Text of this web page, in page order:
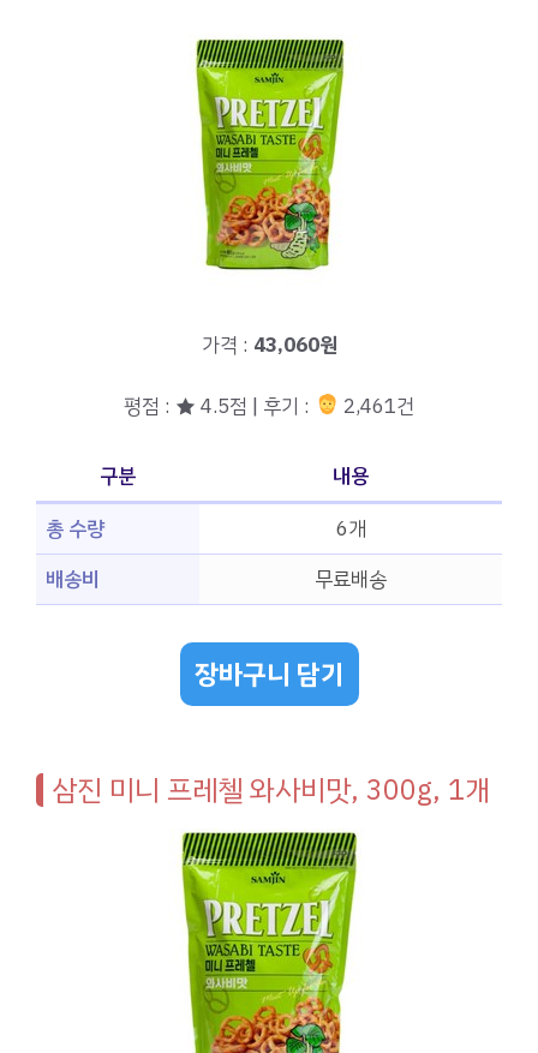
가격 : 43,060원
평점 : ★ 4.5점 | 후기 : 2,461건
구분
내용
총 수량
6개
배송비
무료배송
장바구니 담기
삼진 미니 프레첼 와사비맛, 300g, 1개